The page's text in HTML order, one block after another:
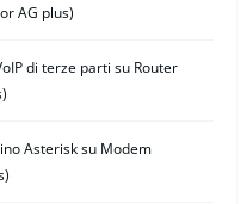
AG plus)
di terze parti su Router
Asterisk su Modem